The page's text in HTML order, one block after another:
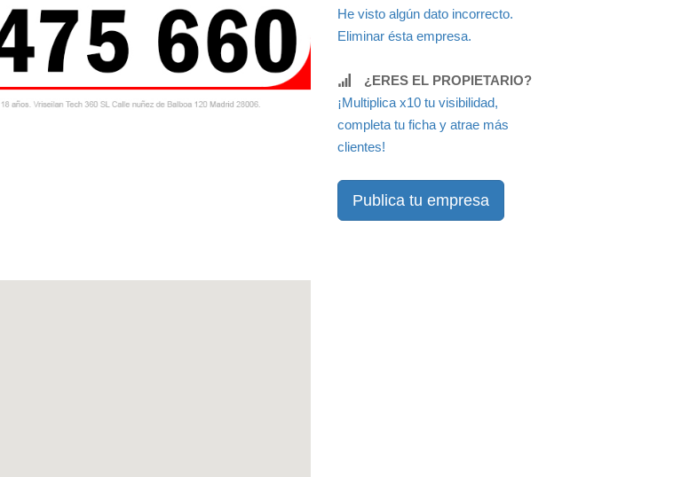
He visto algún dato incorrecto.
Eliminar ésta empresa.
¿ERES EL PROPIETARIO?
¡Multiplica x10 tu visibilidad,
completa tu ficha y atrae más
clientes!
Publica tu empresa